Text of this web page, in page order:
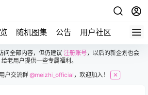
随机图集 公告 用户社区
问全部内容，但仍建议 注册账号，以后的新企划也会
给老用户提供一些专属福利。
户交流群@meizhi_official ，欢迎加入！ ✕